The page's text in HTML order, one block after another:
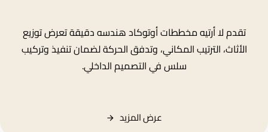
تقدم لا أرتيه مخططات أوتوكاد هندسه دقيقة تعرض توزيع
الأثاث، الترتيب المكاني، وتدفق الحركة لضمان تنفيذ وتركيب
سلس في التصميم الداخلي.
عرضالمزيد